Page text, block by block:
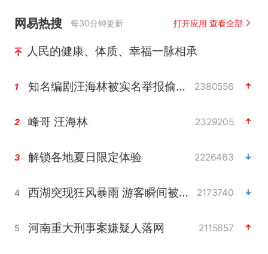
网易热搜 每30分钟更新 打开应用 查看全部
人民的健康、体质、幸福一脉相承
1 知名编剧汪海林被实名举报偷税漏税 2380556
2 峰哥 汪海林 2329205
3 解锁各地夏日限定体验 2226463
4 西湖突现狂风暴雨 游客瞬间被浇透 2173740
5 河南重大刑事案嫌疑人落网 2115657